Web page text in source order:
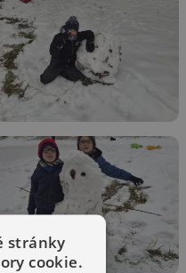
stránky
cookie.